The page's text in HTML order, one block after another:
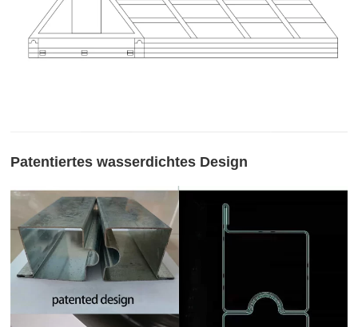
Patentiertes wasserdichtes Design